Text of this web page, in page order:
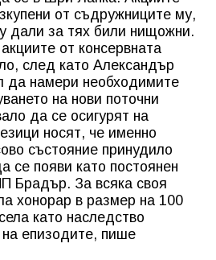
от съдружниците му,
дали за тях били нищожни.
от консервната
след като Александър
да намери необходимите
на нови поточни
да се осигурят на
носят, че именно
състояние принудило
се появи като постоянен
Брадър. За всяка своя
хонорар в размер на 100
като наследство
епизодите, пише